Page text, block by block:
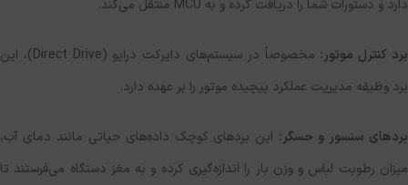
دارد و دستورات شما را دریافت کرده و به MCU منتقل می‌کند.
برد کنترل موتور:
مخصوصاً در سیستم‌های دایرکت درایو (Direct Drive)، این
برد وظیفه مدیریت عملکرد پیچیده موتور را بر عهده دارد.
بردهای سنسور و حسگر: این بردهای کوچک داده‌های حیاتی مانند دمای آب،
میزان رطوبت لباس و وزن بار را اندازه‌گیری کرده و به مغز دستگاه می‌فرستند تا